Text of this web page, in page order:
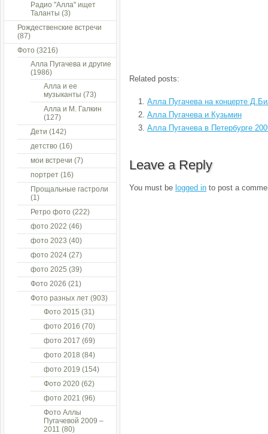
Related posts:
Алла Пугачева на концерте
Алла Пугачева и Кузьмин
Алла Пугачева в Петербурге
Leave a Reply
You must be logged in to post a
Радио "Алла" ищет
Таланты (3)
Рождественские встречи
(87)
Фото (3216)
Алла Пугачева и другие
(1986)
Алла и ее
музыканты (73)
Алла и М. Галкин
(127)
Дети (142)
детство (16)
мои встречи (7)
портрет (16)
Прощальные гастроли
(1)
Ретро фото (222)
фото 2022 (46)
фото 2023 (40)
фото 2024 (27)
фото 2025 (39)
Фото 2026 (21)
Фото разных лет (903)
Фото 2015 (31)
фото 2016 (70)
фото 2017 (69)
фото 2018 (84)
фото 2019 (154)
Фото 2020 (62)
фото 2021 (96)
Фото Аллы
Пугачевой 2009 –
2011 (80)